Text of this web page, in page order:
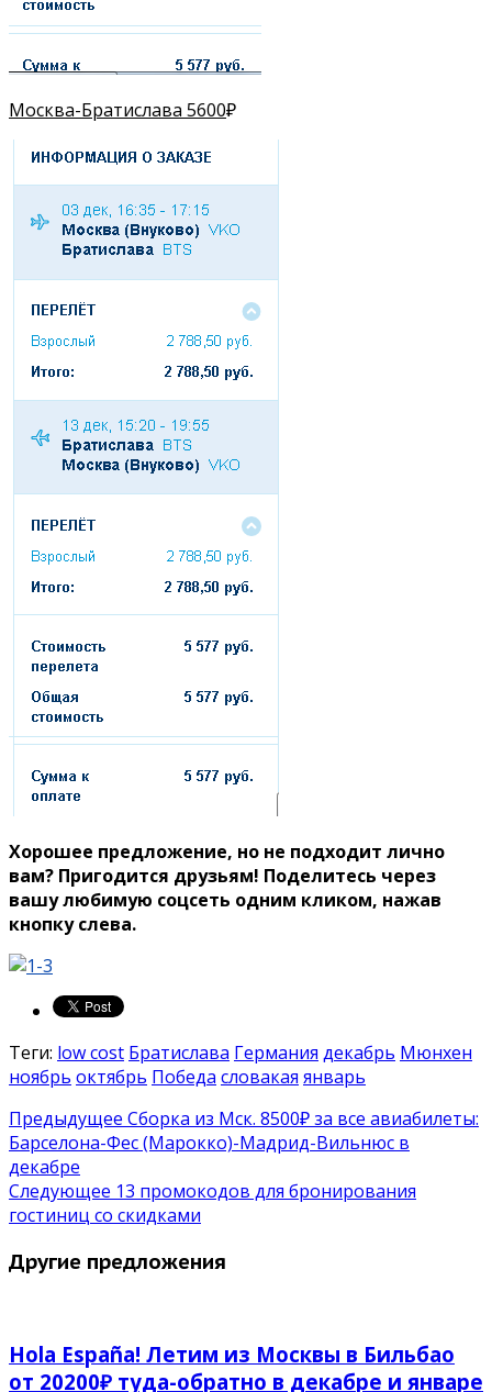
Москва-Братислава 5600₽
Хорошее предложение, но не подходит лично
вам? Пригодится друзьям! Поделитесь через
вашу любимую соцсеть одним кликом, нажав
кнопку слева.
Теги: low cost Братислава Германия декабрь Мюнхен
ноябрь октябрь Победа словакая январь
Предыдущее Сборка из Мск. 8500₽ за все авиабилеты:
Барселона-Фес (Марокко)-Мадрид-Вильнюс в
декабре
Следующее 13 промокодов для бронирования
гостиниц со скидками
Другие предложения
Hola España! Летим из Москвы в Бильбао
от 20200₽ туда-обратно в декабре и январе